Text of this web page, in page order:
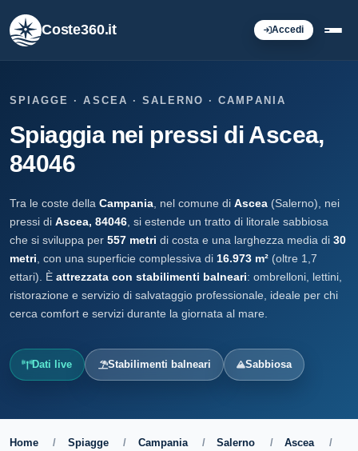
Coste360.it Accedi
SPIAGGE · ASCEA · SALERNO · CAMPANIA
Spiaggia nei pressi di Ascea,
84046
Tra le coste della Campania , nel comune di Ascea (Salerno), nei
pressi di Ascea, 84046 , si estende un tratto di litorale sabbiosa
che si sviluppa per 557 metri di costa e una larghezza media di 30
metri , con una superficie complessiva di 16.973 m² (oltre 1,7
ettari). È attrezzata con stabilimenti balneari: ombrelloni, lettini,
ristorazione e servizio di salvataggio professionale, ideale per chi
cerca comfort e servizi durante la giornata al mare.
Dati live Stabilimenti balneari Sabbiosa
Home / Spiagge / Campania / Salerno / Ascea
/